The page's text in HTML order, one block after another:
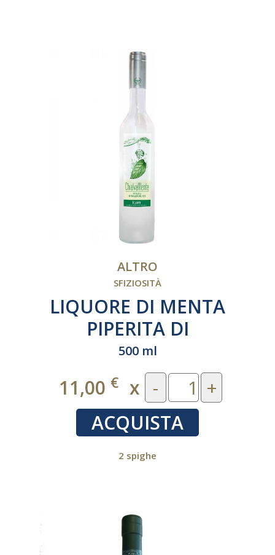
ALTRO
SFIZIOSITÀ
LIQUORE DI MENTA
PIPERITA DI
PANCALIERI
500 ml
11,00 € x -
+
ACQUISTA
2 spighe